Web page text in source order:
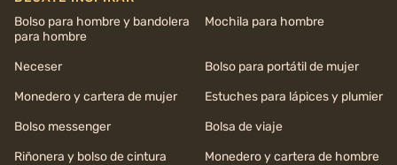
Bolso para hombre y bandolera
para hombre
Mochila para hombre
Neceser
Bolso para portátil de mujer
Monedero y cartera de mujer
Estuches para lápices y plumier
Bolso messenger
Bolsa de viaje
Riñonera y bolso de cintura
Monedero y cartera de hombre